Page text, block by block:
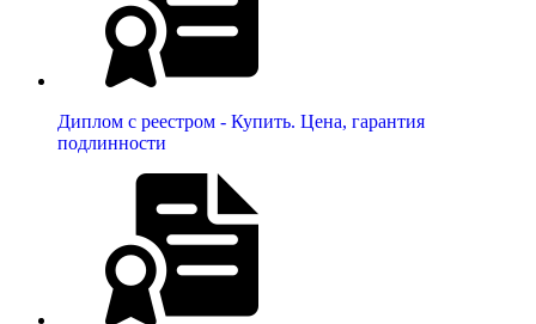
Диплом с реестром - Купить. Цена, гарантия
подлинности